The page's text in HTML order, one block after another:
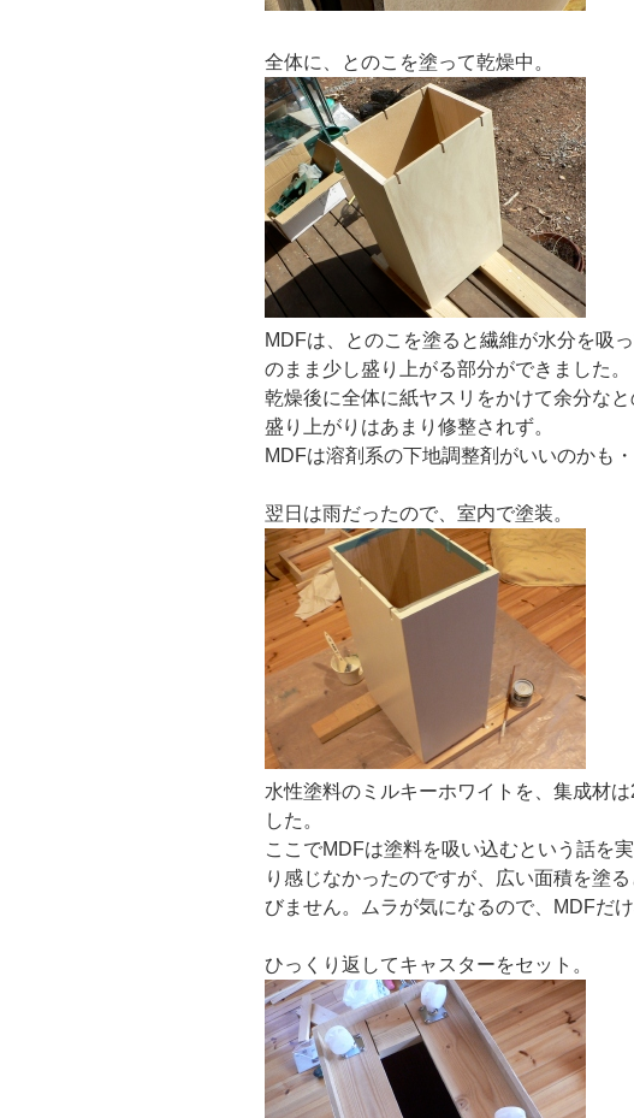
全体に、とのこを塗って乾燥中。
MDFは、とのこを塗ると繊維が水分を吸
のまま少し盛り上がる部分ができました。
乾燥後に全体に紙ヤスリをかけて余分な
盛り上がりはあまり修整されず。
MDFは溶剤系の下地調整剤がいいのかも・
翌日は雨だったので、室内で塗装。
水性塗料のミルキーホワイトを、集成材
した。
ここでMDFは塗料を吸い込むという話を
り感じなかったのですが、広い面積を塗
びません。ムラが気になるので、MDFだ
ひっくり返してキャスターをセット。